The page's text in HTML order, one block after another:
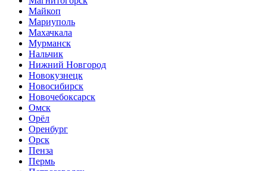
Майкоп
Мариуполь
Махачкала
Мурманск
Нальчик
Нижний Новгород
Новокузнецк
Новосибирск
Новочебоксарск
Омск
Орёл
Оренбург
Орск
Пенза
Пермь